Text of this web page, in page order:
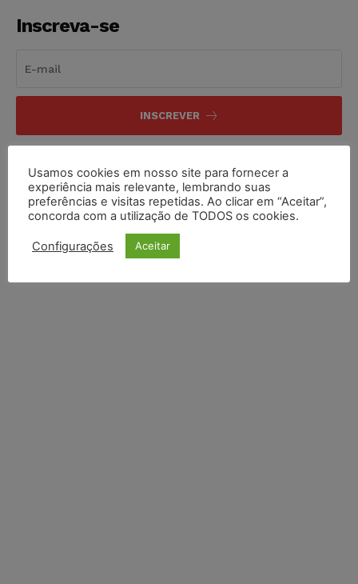
Inscreva-se
INSCREVER
Usamos cookies em nosso site para fornecer a
experiência mais relevante, lembrando suas
preferências e visitas repetidas. Ao clicar em “Aceitar”,
concorda com a utilização de TODOS os cookies.
Configurações Aceitar